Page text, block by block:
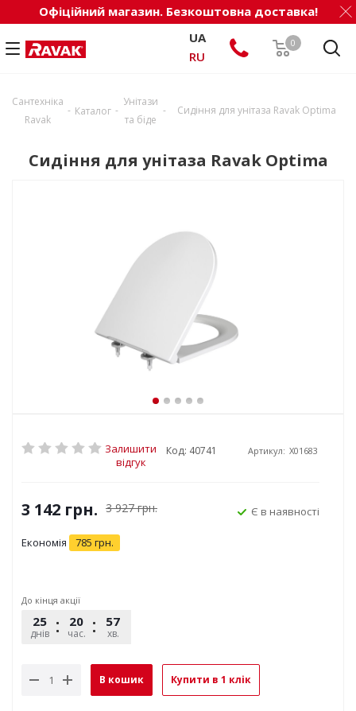
Офіційний магазин. Безкоштовна доставка!
0
UA
RU
Сантехніка
Ravak
- Каталог -
Унітази
та біде
- Сидіння для унітаза Ravak Optima
Сидіння для унітаза Ravak Optima
Залишити
відгук
Код: 40741 Артикул: X01683
3 142 грн. 3 927грн.
Економія 785 грн.
Є в наявності
До кінця акції
25
днів
20
час.
57
хв.
В кошик Купити в 1 клік